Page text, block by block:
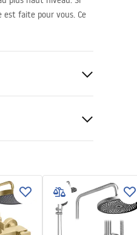
est faite pour vous. Ce